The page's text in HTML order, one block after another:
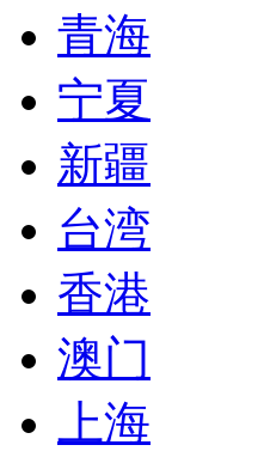
青海
宁夏
新疆
台湾
香港
澳门
上海